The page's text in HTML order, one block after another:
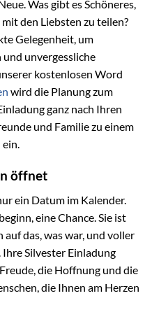
Was gibt es Schöneres,
den Liebsten zu teilen?
Gelegenheit, um
und unvergessliche
kostenlosen Word
wird die Planung zum
ganz nach Ihren
und Familie zu einem
ein.
öffnet
ein Datum im Kalender.
eine Chance. Sie ist
das, was war, und voller
Silvester Einladung
die Hoffnung und die
die Ihnen am Herzen